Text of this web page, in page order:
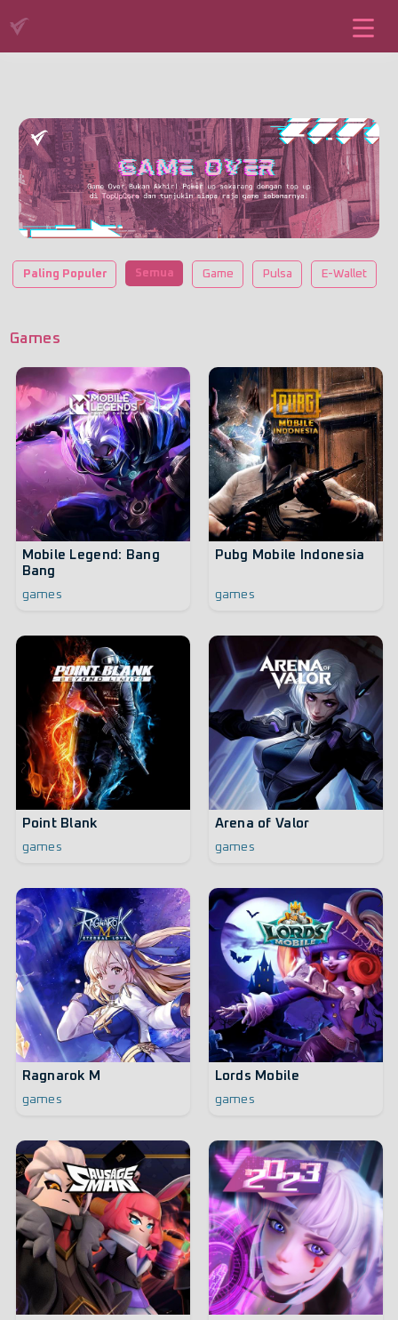
Paling Populer Semua Game Pulsa E-Wallet
Games
Mobile Legend: Bang
Bang
games
Pubg Mobile Indonesia
games
Point Blank
games
Arena of Valor
games
Ragnarok M
games
Lords Mobile
games